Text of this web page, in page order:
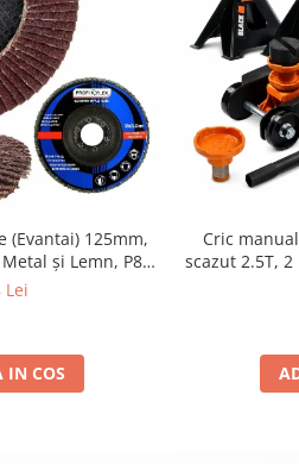
(Evantai) 125mm,
și Lemn, P80
Lei
IN COS
Cric
scazut 2.5T, 2
set 2 capre